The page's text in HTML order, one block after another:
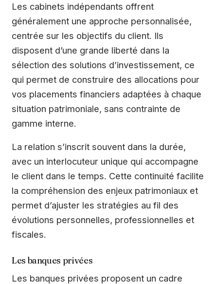
Les cabinets indépendants offrent
généralement une approche personnalisée,
centrée sur les objectifs du client. Ils
disposent d’une grande liberté dans la
sélection des solutions d’investissement, ce
qui permet de construire des allocations pour
vos placements financiers adaptées à chaque
situation patrimoniale, sans contrainte de
gamme interne.
La relation s’inscrit souvent dans la durée,
avec un interlocuteur unique qui accompagne
le client dans le temps. Cette continuité facilite
la compréhension des enjeux patrimoniaux et
permet d’ajuster les stratégies au fil des
évolutions personnelles, professionnelles et
fiscales.
Les banques privées
Les banques privées proposent un cadre